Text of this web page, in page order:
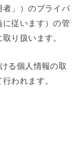
」）のプライバ
従います）の管
り扱います。
る個人情報の取
われます。